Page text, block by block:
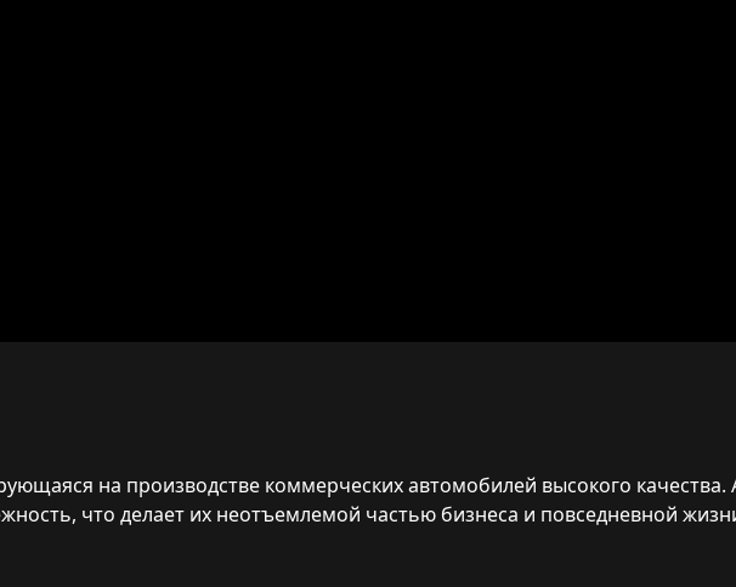
на производстве коммерческих автомобилей высокого
что делает их неотъемлемой частью бизнеса и повседневной